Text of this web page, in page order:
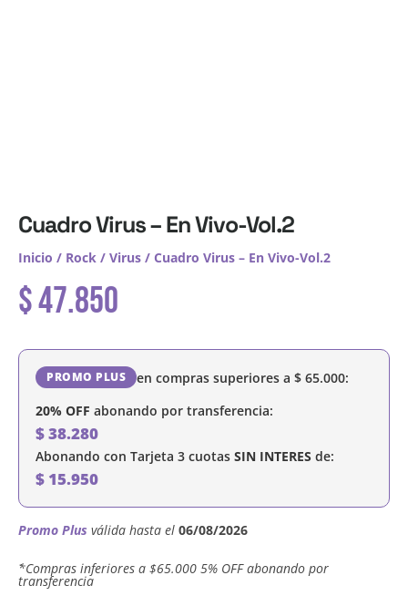
Cuadro Virus – En Vivo-Vol.2
Inicio / Rock / Virus / Cuadro Virus – En Vivo-Vol.2
$47.850
PROMO PLUS en compras superiores a $ 65.000:
20% OFF abonando por transferencia:
$38.280
Abonando con Tarjeta 3 cuotas SIN INTERES de:
$ 15.950
Promo Plus válida hasta el 06/08/2026
´*Compras inferiores a $65.000 5% OFF abonando por
transferencia